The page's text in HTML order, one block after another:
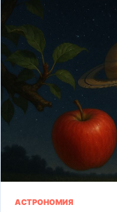
АСТРОНОМИЯ